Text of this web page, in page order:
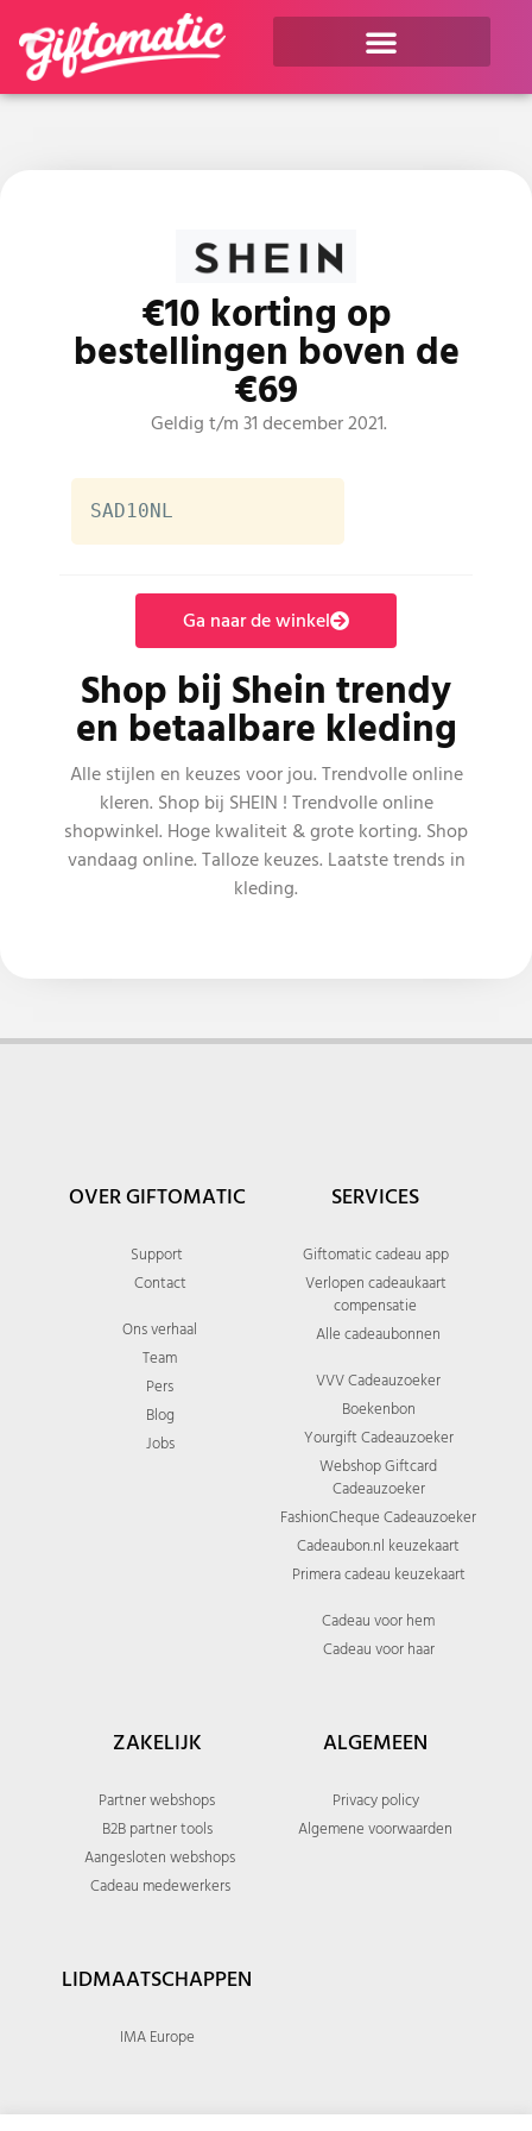
€10 korting op
bestellingen boven de
€69
Geldig t/m 31 december 2021.
SAD10NL
Ga naar de winkel
Shop bij Shein trendy
en betaalbare kleding
Alle stijlen en keuzes voor jou. Trendvolle online
kleren. Shop bij SHEIN ! Trendvolle online
shopwinkel. Hoge kwaliteit & grote korting. Shop
vandaag online. Talloze keuzes. Laatste trends in
kleding.
OVER GIFTOMATIC
Support
Contact
Ons verhaal
Team
Pers
Blog
Jobs
SERVICES
Giftomatic cadeau app
Verlopen cadeaukaart
compensatie
Alle cadeaubonnen
VVV Cadeauzoeker
Boekenbon
Yourgift Cadeauzoeker
Webshop Giftcard
Cadeauzoeker
FashionCheque Cadeauzoeker
Cadeaubon.nl keuzekaart
Primera cadeau keuzekaart
Cadeau voor hem
Cadeau voor haar
ZAKELIJK
Partner webshops
B2B partner tools
Aangesloten webshops
Cadeau medewerkers
ALGEMEEN
Privacy policy
Algemene voorwaarden
LIDMAATSCHAPPEN
IMA Europe